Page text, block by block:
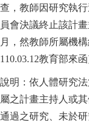
查，教師因研究執
員會決議終止該計
月，然教師所屬機
110.03.12教育部來
說明：依人體研究
屬之計畫主持人或
通過之研究、未於